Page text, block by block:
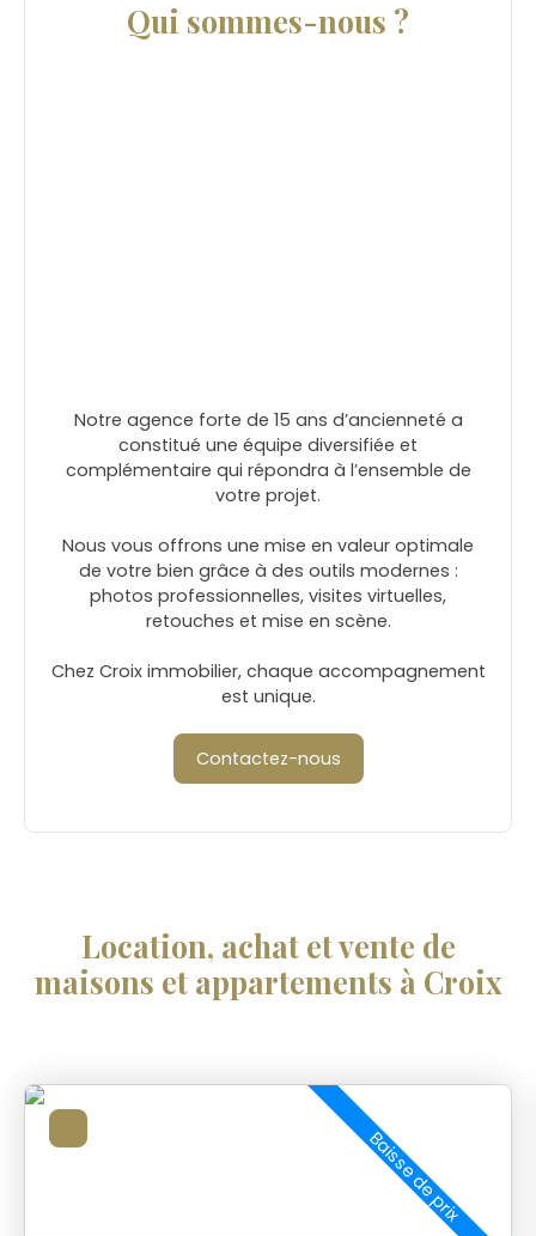
Qui sommes-nous ?
Notre agence forte de 15 ans d’ancienneté a
constitué une équipe diversifiée et
complémentaire qui répondra à l’ensemble de
votre projet.
Nous vous offrons une mise en valeur optimale
de votre bien grâce à des outils modernes :
photos professionnelles, visites virtuelles,
retouches et mise en scène.
Chez Croix immobilier, chaque accompagnement
est unique.
Contactez-nous
Location, achat et vente de
maisons et appartements à Croix
Baisse de prix